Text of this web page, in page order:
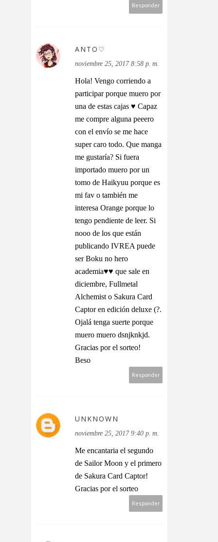
Responder
ANTO♡
noviembre 25, 2017 8:58 p. m.
Hola! Vengo corriendo a
participar porque muero por
una de estas cajas ♥ Capaz
me compre alguna peeero
con el envío se me hace
super caro todo. Que manga
me gustaría? Si fuera
importado muero por un
tomo de Haikyuu porque es
mi fav o también me
interesa Orange porque lo
tengo pendiente de leer. Si
nooo de los que están
publicando IVREA puede
ser Boku no hero
academia♥♥ que sale en
diciembre, Fullmetal
Alchemist o Sakura Card
Captor en edición deluxe (?.
Ojalá tenga suerte porque
muero muero dsnjknkjd.
Gracias por el sorteo!
Beso
Responder
UNKNOWN
noviembre 25, 2017 9:40 p. m.
Me encantaria el segundo
de Sailor Moon y el primero
de Sakura Card Captor!
Gracias por el sorteo
Responder